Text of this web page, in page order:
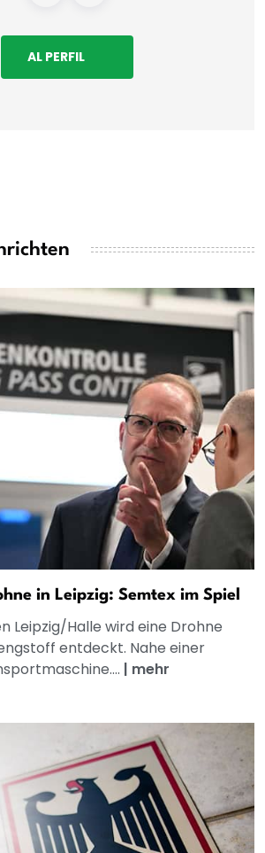
AL PERFIL
in Leipzig: Semtex im Spiel
Leipzig/Halle wird eine Drohne
entdeckt. Nahe einer
| mehr